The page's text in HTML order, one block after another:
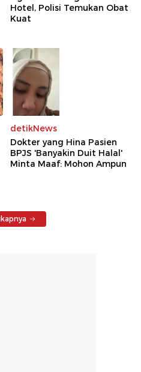
Hotel, Polisi Temukan Obat
Kuat
detikNews
Dokter yang Hina Pasien
BPJS 'Banyakin Duit Halal'
Minta Maaf: Mohon Ampun